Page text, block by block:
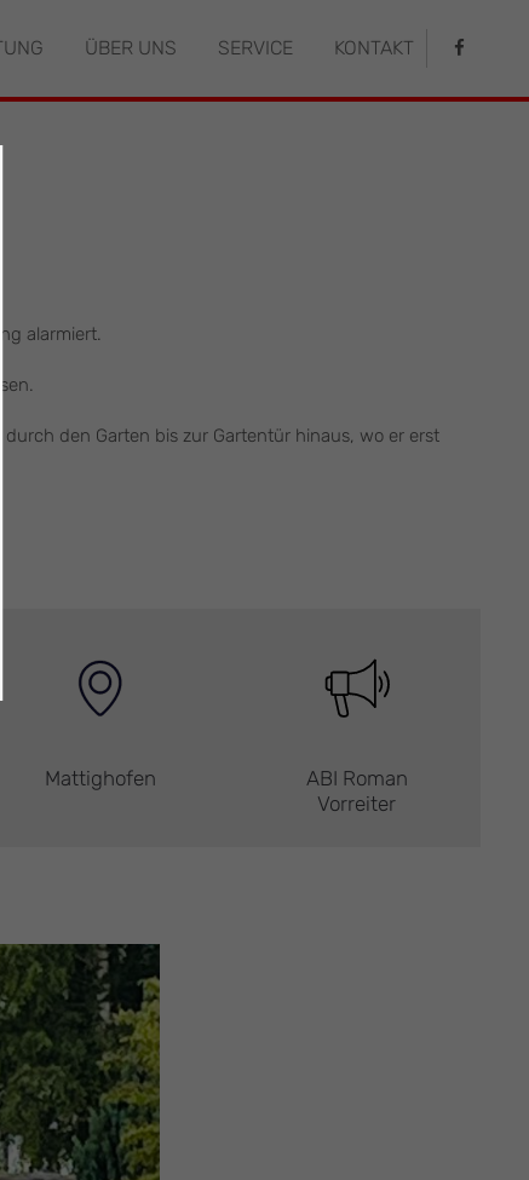
Der Eintrag "offcanvas-col4" existiert
ÜBER UNS SERVICE KONTAKT
alarmiert.
den Garten bis zur Gartentür hinaus, wo er erst
Mattighofen
ABI Roman
Vorreiter